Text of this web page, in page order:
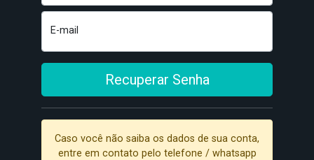
E-mail
Recuperar Senha
Caso você não saiba os dados de sua conta,
entre em contato pelo telefone / whatsapp